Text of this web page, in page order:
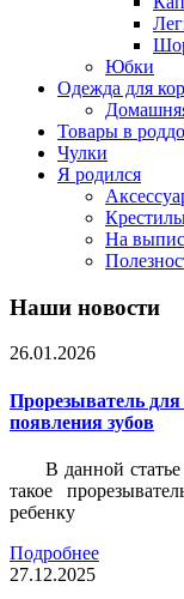
Юбки
Одежда для
Товары в
Чулки
Я родился
На
Наши новости
26.01.2026
Прорезыватель
появления зубов
В данной
такое
ребенку
Подробнее
27.12.2025